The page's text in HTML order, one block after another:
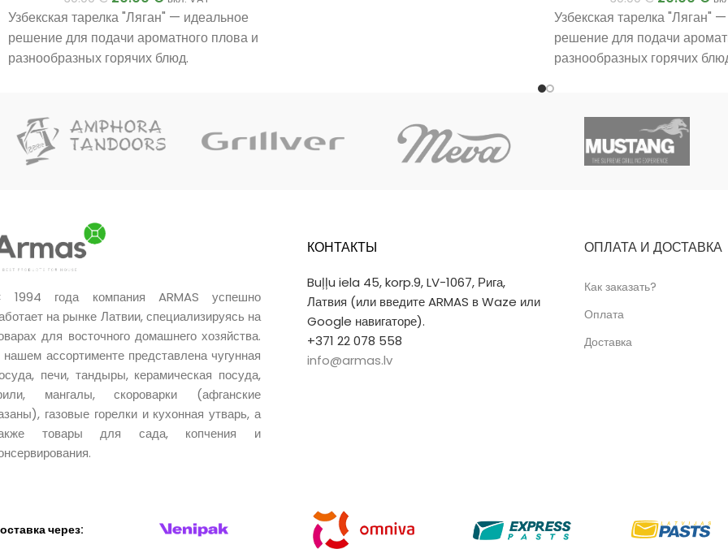
Узбекская тарелка "Ляган" — идеальное
решение для подачи ароматного плова и
разнообразных горячих блюд.
Узбекская тарелка "Ляган"
решение для подачи
разнообразных горячих
1994 года компания ARMAS успешно
на рынке Латвии, специализируясь на
для восточного домашнего хозяйства.
ассортименте представлена чугунная
печи, тандыры, керамическая посуда,
мангалы, скороварки (афганские
газовые горелки и кухонная утварь, а
товары для сада, копчения и
КОНТАКТЫ
Buļļu iela 45, korp.9, LV-1067, Рига,
Латвия (или введите ARMAS в Waze или
Google навигаторе).
+371 22 078 558
info@armas.lv
ОПЛАТА И ДОСТАВКА
Как заказать?
Оплата
Доставка
через: